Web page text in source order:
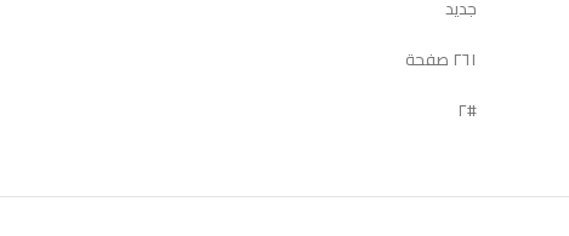
جديد
٢٦١ صفحة
#٢